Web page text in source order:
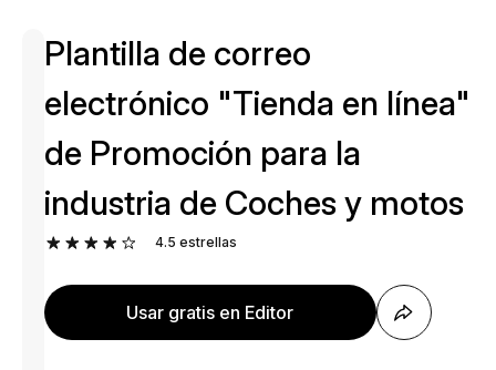
Plantilla de correo
electrónico "Tienda en línea"
de Promoción para la
industria de Coches y motos
4.5 estrellas
Usar gratis en Editor